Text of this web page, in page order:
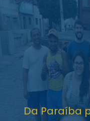
Da Paraíba